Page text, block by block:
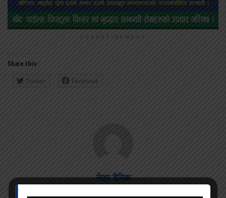
ADVERTISEMENT
Share this:
Twitter Facebook
नेत्र दैनिक